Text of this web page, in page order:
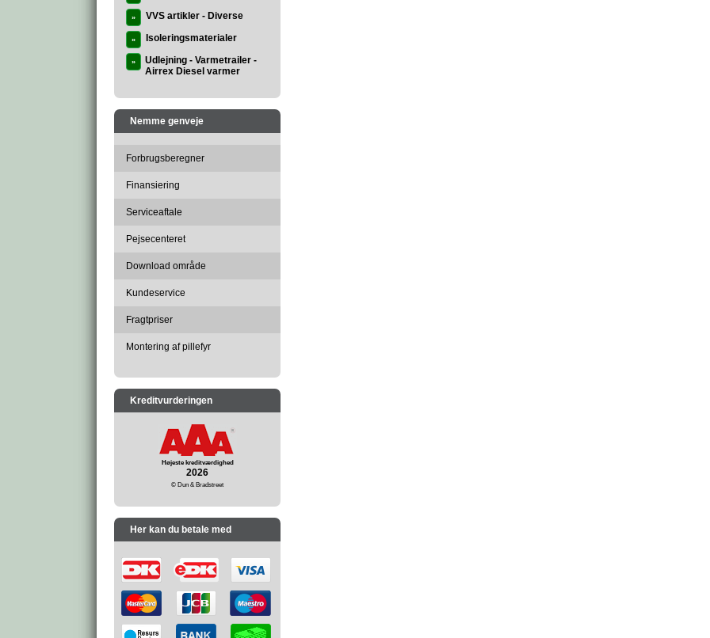
» VVS artikler - Diverse
» Isoleringsmaterialer
»
Udlejning - Varmetrailer -
Airrex Diesel varmer
Nemme genveje
Forbrugsberegner
Finansiering
Serviceaftale
Pejsecenteret
Download område
Kundeservice
Fragtpriser
Montering af pillefyr
Kreditvurderingen
Højeste kreditværdighed
2026
© Dun & Bradstreet
Her kan du betale med